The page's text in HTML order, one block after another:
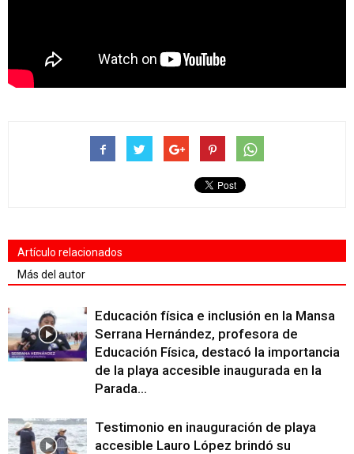
Artículo relacionados
Más del autor
Educación física e inclusión en la Mansa
Serrana Hernández, profesora de
Educación Física, destacó la importancia
de la playa accesible inaugurada en la
Parada...
Testimonio en inauguración de playa
accesible Lauro López brindó su